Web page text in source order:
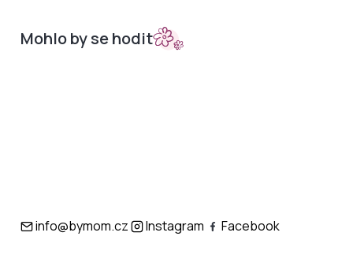
Mohlo by se hodit
Sety do kočárků Podložky
Nepadací deky Doplňky
Bambusová kolekce Merino podložky
info@bymom.cz Instagram Facebook